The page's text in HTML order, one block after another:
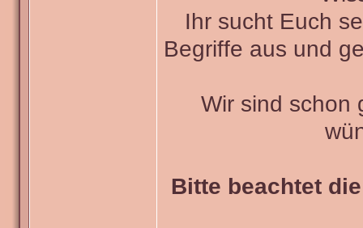
Ihr sucht Euch
Begriffe aus und
Wir sind schon
Bitte beachtet